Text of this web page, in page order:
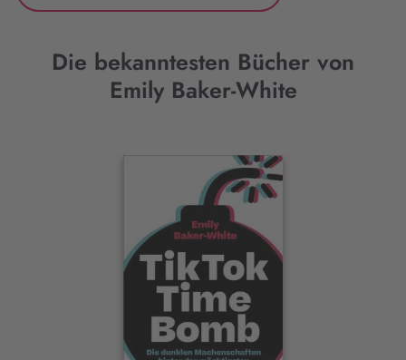
Die bekanntesten Bücher von
Emily Baker-White